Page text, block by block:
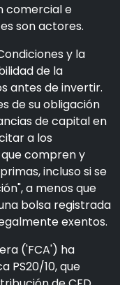
comercial e
son actores.
y la
de la
antes de invertir.
de su obligación
de capital en
a los
que compren y
incluso si se
a menos que
bolsa registrada
exentos.
('FCA') ha
PS20/10, que